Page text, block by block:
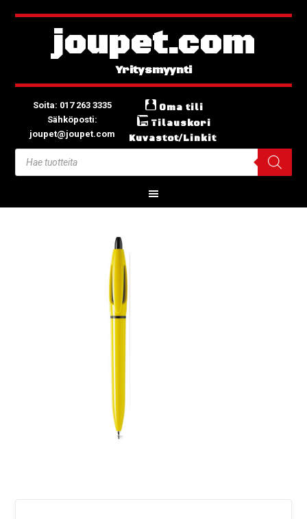
joupet.com
Soita: 017 263 3335
Sähköposti:
joupet@joupet.com
Oma tili
Tilauskori
Kuvastot/Linkit